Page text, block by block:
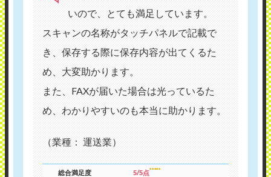
いので、とても満足しています。
スキャンの名称がタッチパネルで記載で
き、保存する際に保存内容が出てくるた
め、大変助かります。
また、FAXが届いた場合は光っているた
め、わかりやすいのも本当に助かります。
（業種： 運送業）
総合満足度 5/5点